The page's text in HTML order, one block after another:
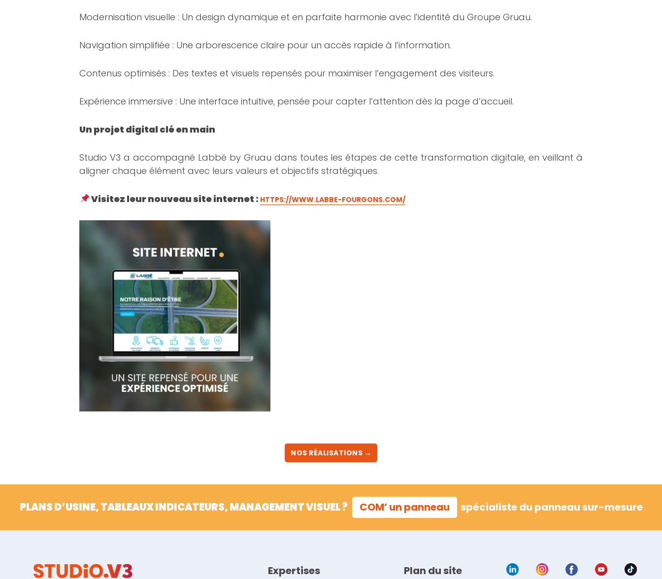
Modernisation visuelle : Un design dynamique et en parfaite harmonie avec l’identité du Groupe Gruau.
Navigation simplifiée : Une arborescence claire pour un accès rapide à l’information.
Contenus optimisés : Des textes et visuels repensés pour maximiser l’engagement des visiteurs.
Expérience immersive : Une interface intuitive, pensée pour capter l’attention dès la page d’accueil.
Un projet digital clé en main
Studio V3 a accompagné Labbé by Gruau dans toutes les étapes de cette transformation digitale, en veillant à
aligner chaque élément avec leurs valeurs et objectifs stratégiques.
Visitez leur nouveau site internet : HTTPS://WWW.LABBE-FOURGONS.COM/
NOS RÉALISATIONS →
PLANS D’USINE, TABLEAUX INDICATEURS, MANAGEMENT VISUEL ? COM’ un panneau spécialiste du panneau sur-mesure
Expertises Plan du site